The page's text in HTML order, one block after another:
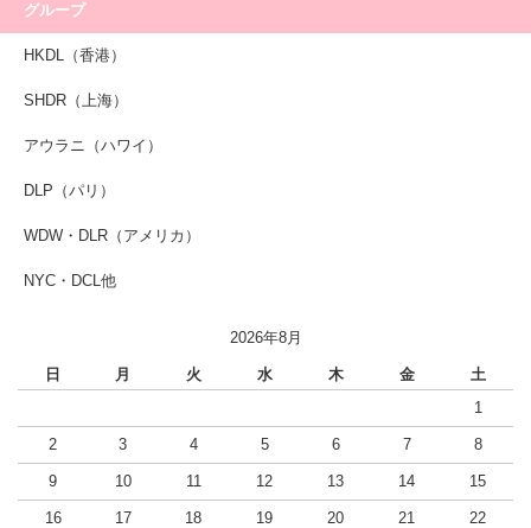
グループ
HKDL（香港）
SHDR（上海）
アウラニ（ハワイ）
DLP（パリ）
WDW・DLR（アメリカ）
NYC・DCL他
2026年8月
日 月 火 水 木 金
土
1
2 3 4 5 6 7 8
9 10 11 12 13 14 15
16 17 18 19 20 21 22